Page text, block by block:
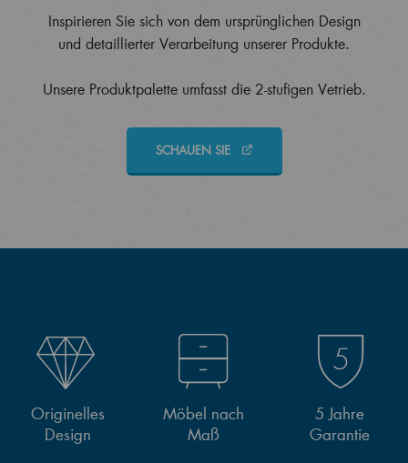
Inspirieren Sie sich von dem ursprünglichen Design
und detaillierter Verarbeitung unserer Produkte.
Unsere Produktpalette umfasst die 2-stufigen Vetrieb.
SCHAUEN SIE
Originelles
Design
Möbel nach
Maß
5 Jahre
Garantie